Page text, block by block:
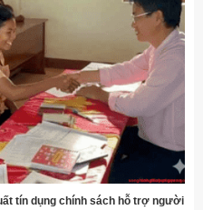
tín dụng chính sách hỗ trợ người